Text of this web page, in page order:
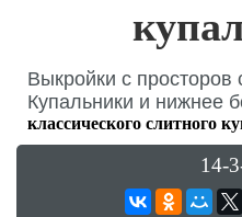
Выкройки с просторов
Купальники и нижнее
классического слитного
14-